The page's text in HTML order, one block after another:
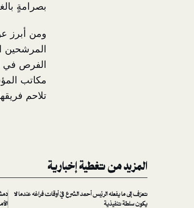
بصرامةٍ
ومن أبرز
المرشحين
الفرص في
مكاتب
تلاحم
المزيد من تغطية إخبارية
تعرّف إلى ما يفعله الرئيس أحمد الشرع في أوقات فراغه عندما لا
يكون سلطة تنفيذية